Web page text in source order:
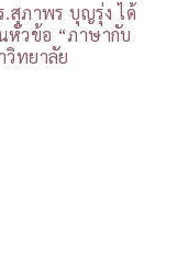
.สุภาพร บุญรุ่ง ได้
หัวข้อ “ภาษากับ
วิทยาลัย